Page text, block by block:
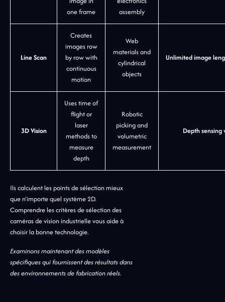
one frame
assembly
Line Scan
Creates
images row
by row with
continuous
motion
Web
materials and
cylindrical
objects
Unlimited image
3D Vision
Uses time of
flight or
laser
methods to
measure
depth
Robotic
picking and
volumetric
measurement
Depth
Ils calculent les points de sélection mieux
que n'importe quel système 2D.
Comprendre les critères de sélection des
caméras de vision industrielle vous aide à
choisir la bonne technologie.
Examinons maintenant des modèles
spécifiques qui fournissent des résultats dans
des environnements de fabrication réels.